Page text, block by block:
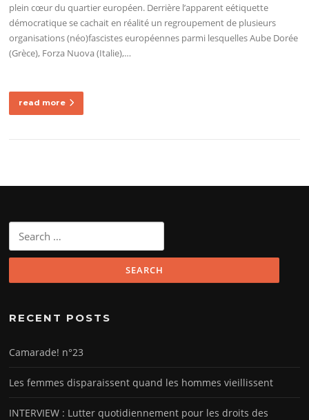
plein cœur du quartier européen. Derrière l’apparent eétiquette
démocratique se cachait en réalité un regroupement de plusieurs
organisations (néo)fascistes européennes parmi lesquelles Aube Dorée
(Grèce), Forza Nuova (Italie),…
read more
RECENT POSTS
Camarade! n°23
Les femmes disparaissent quand les hommes vieillissent
INTERVIEW : Lutter quotidiennement pour les droits des